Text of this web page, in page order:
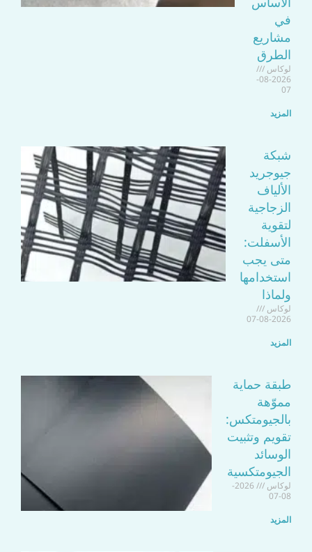
في
مشاريع
الطرق
لوكاس
2026-08-
07
المزيد
شبكة
جيوجريد
الألياف
الزجاجية
لتقوية
الأسفلت:
متى يجب
استخدامها
ولماذا
لوكاس
2026-08-07
المزيد
طبقة حماية
مموّهة
بالجيومتكس:
تقويم وتثبيت
الوسائد
الجيومتكسية
لوكاس
2026-
08-07
المزيد